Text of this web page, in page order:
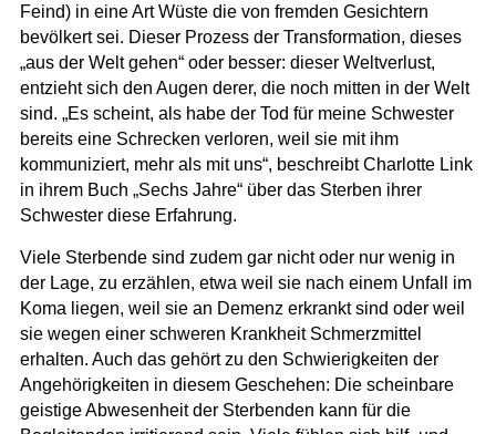
Feind) in eine Art Wüste die von fremden Gesichtern
bevölkert sei. Dieser Prozess der Transformation, dieses
„aus der Welt gehen“ oder besser: dieser Weltverlust,
entzieht sich den Augen derer, die noch mitten in der Welt
sind. „Es scheint, als habe der Tod für meine Schwester
bereits eine Schrecken verloren, weil sie mit ihm
kommuniziert, mehr als mit uns“, beschreibt Charlotte Link
in ihrem Buch „Sechs Jahre“ über das Sterben ihrer
Schwester diese Erfahrung.
Viele Sterbende sind zudem gar nicht oder nur wenig in
der Lage, zu erzählen, etwa weil sie nach einem Unfall im
Koma liegen, weil sie an Demenz erkrankt sind oder weil
sie wegen einer schweren Krankheit Schmerzmittel
erhalten. Auch das gehört zu den Schwierigkeiten der
Angehörigkeiten in diesem Geschehen: Die scheinbare
geistige Abwesenheit der Sterbenden kann für die